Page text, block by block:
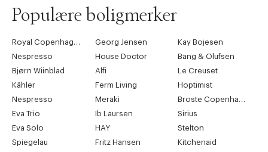
Populære boligmerker
Royal Copenhagen Georg Jensen
Kay Bojesen
Nespresso
House Doctor
Bang & Olufsen
Bjørn Wiinblad
Alfi
Le Creuset
Kähler
Ferm Living
Hoptimist
Nespresso
Meraki
Broste Copenhagen
Eva Trio
Ib Laursen
Sirius
Eva Solo
HAY
Stelton
Spiegelau
Fritz Hansen
Kitchenaid